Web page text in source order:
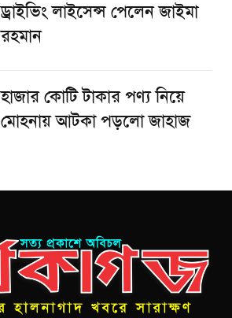
ড্রাইভিং লাইসেন্স পেলেন জাইমা
রহমান
হাজার কোটি টাকার পণ্য নিয়ে
মোহনায় আটকা পড়লো জাহাজ